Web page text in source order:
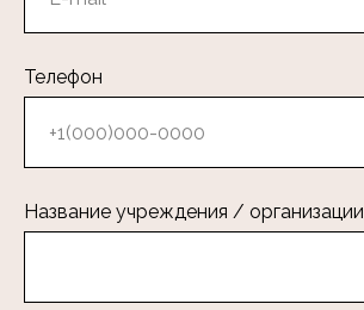
Телефон
Название учреждения / организации